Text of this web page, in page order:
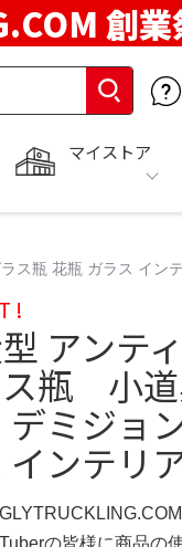
創業
マイストア
瓶 花瓶 ガラス イン
!
アンテ
ス瓶 小
デミジョ
インテリ
の皆様に商品の